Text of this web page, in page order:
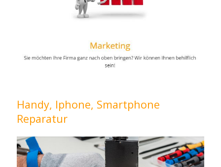
Handy, Iphone, Smartphone
Reparatur